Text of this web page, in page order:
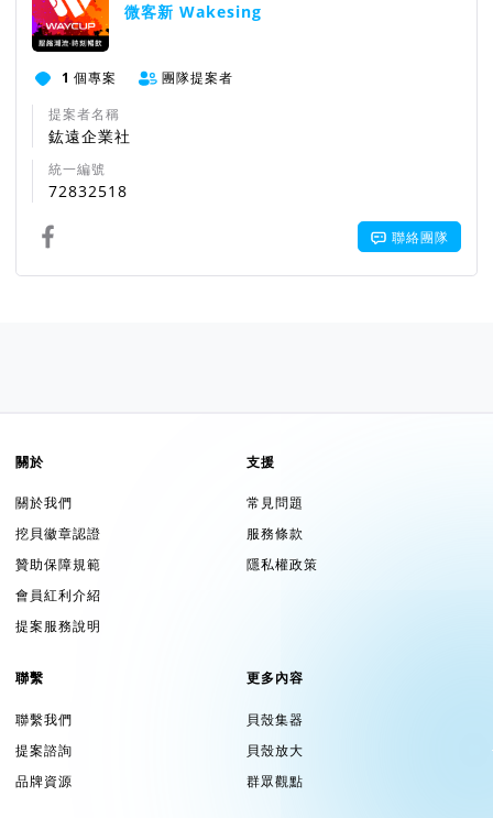
微客新 Wakesing
1 個專案
團隊提案者
提案者名稱
鈜遠企業社
統一編號
72832518
聯絡團隊
關於
關於我們
挖貝徽章認證
贊助保障規範
會員紅利介紹
提案服務說明
支援
常見問題
服務條款
隱私權政策
聯繫
聯繫我們
提案諮詢
品牌資源
更多內容
貝殼集器
貝殼放大
群眾觀點